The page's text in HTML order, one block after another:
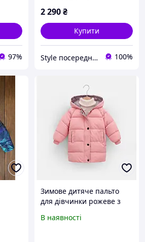
97%
2 290₴
Купити
Style посередник Taobao 100%
Зимове дитяче пальто
для дівчинки рожеве з
В наявності